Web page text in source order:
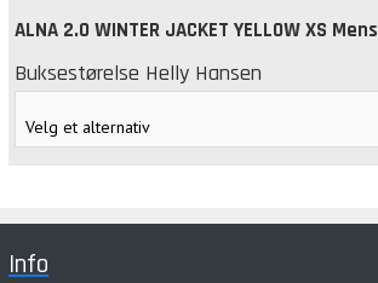
ALNA 2.0 WINTER JACKET YELLOW XS Mens
Buksestørelse Helly Hansen
Info